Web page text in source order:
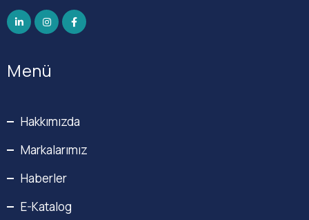
Menü
Hakkımızda
Markalarımız
Haberler
E-Katalog